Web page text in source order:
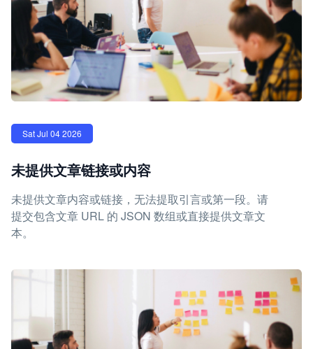
Sat Jul 04 2026
未提供文章链接或内容
未提供文章内容或链接，无法提取引言或第一段。请
提交包含文章 URL 的 JSON 数组或直接提供文章文
本。